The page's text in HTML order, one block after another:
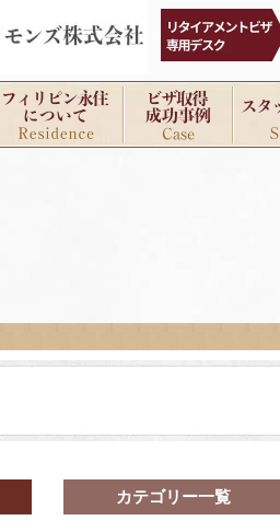
カテゴリー一覧